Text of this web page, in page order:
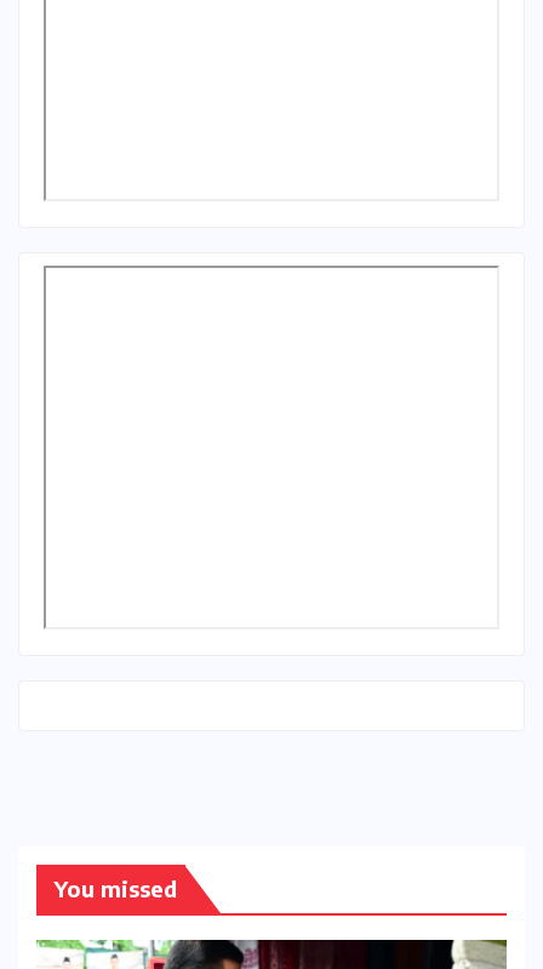
You missed